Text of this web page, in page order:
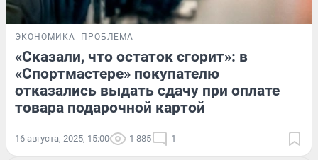
ЭКОНОМИКА ПРОБЛЕМА
«Сказали, что остаток сгорит»: в
«Спортмастере» покупателю
отказались выдать сдачу при оплате
товара подарочной картой
16 августа, 2025, 15:00 1 885 1